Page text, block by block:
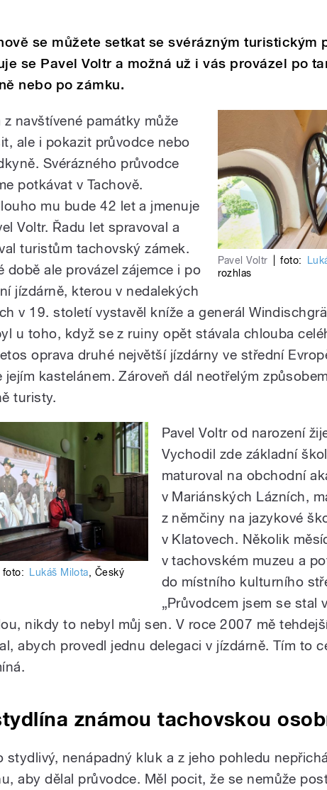
se můžete setkat se svérázným turistickým
se Pavel Voltr a možná už i vás provázel po
nebo po zámku.
Pavel Voltr foto:
rozhlas
z navštívené památky může
ale i pokazit průvodce nebo
Svérázného průvodce
potkávat v Tachově.
mu bude 42 let a jmenuje
Voltr. Řadu let spravoval a
turistům tachovský zámek.
době ale provázel zájemce i po
jízdárně, kterou v nedalekých
v 19. století vystavěl kníže a generál
u toho, když se z ruiny opět stávala chlouba
oprava druhé největší jízdárny ve střední
jejím kastelánem. Zároveň dál neotřelým
turisty.
foto: Lukáš Milota, Český
Pavel Voltr od narození
Vychodil zde základní
maturoval na obchodní
v Mariánských Lázních,
z němčiny na jazykové
v Klatovech. Několik
v tachovském muzeu a
do místního kulturního
„Průvodcem jsem se stal
nikdy to nebyl můj sen. V roce 2007 mě
abych provedl jednu delegaci v jízdárně. Tím to
známou tachovskou
stydlivý, nenápadný kluk a z jeho pohledu
aby dělal průvodce. Měl pocit, že se nemůže